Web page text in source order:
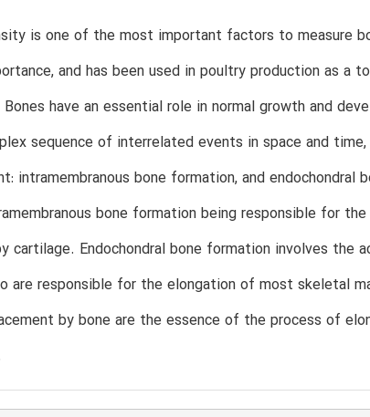
is one of the most important factors to measure
and has been used in poultry production as a
have an essential role in normal growth and
sequence of interrelated events in space and
intramembranous bone formation, and
bone formation being responsible for
cartilage. Endochondral bone formation involves
are responsible for the elongation of most skeletal
by bone are the essence of the process of